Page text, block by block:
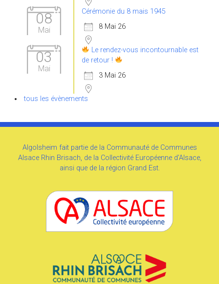
08
Mai
Cérémonie du 8 mais 1945
8 Mai 26
03
Mai
Le rendez-vous incontournable est
de retour !
3 Mai 26
tous les évènements
Algolsheim fait partie de la Communauté de Communes
Alsace Rhin Brisach, de la Collectivité Européenne d'Alsace,
ainsi que de la région Grand Est.